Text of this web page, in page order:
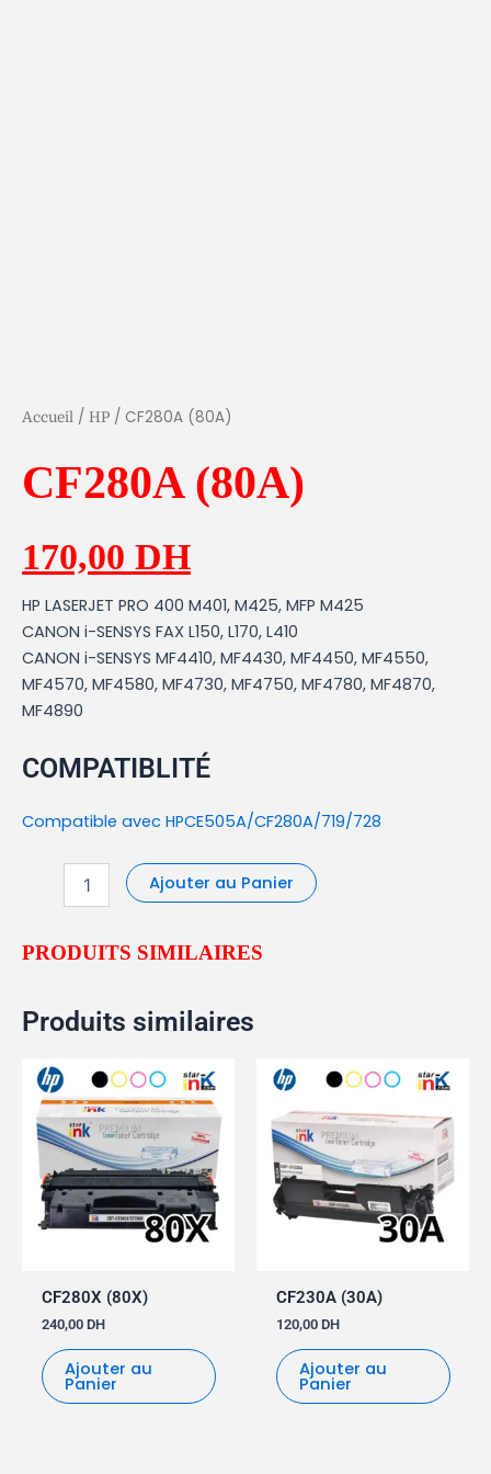
Accueil / HP / CF280A (80A)
CF280A (80A)
170,00 DH
HP LASERJET PRO 400 M401, M425, MFP M425
CANON i-SENSYS FAX L150, L170, L410
CANON i-SENSYS MF4410, MF4430, MF4450, MF4550,
MF4570, MF4580, MF4730, MF4750, MF4780, MF4870,
MF4890
COMPATIBLITÉ
Compatible avec HPCE505A/CF280A/719/728
Ajouter au Panier
PRODUITS SIMILAIRES
Produits similaires
CF280X (80X)
240,00 DH
Ajouter au
Panier
CF230A (30A)
120,00 DH
Ajouter au
Panier